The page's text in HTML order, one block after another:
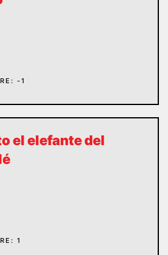
-1
el elefante del
1